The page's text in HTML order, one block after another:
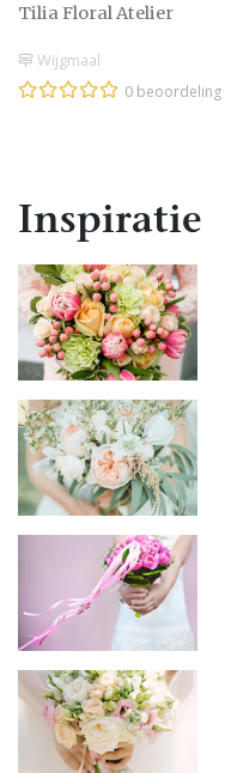
Tilia Floral Atelier
Wijgmaal
0 beoordeling
Inspiratie